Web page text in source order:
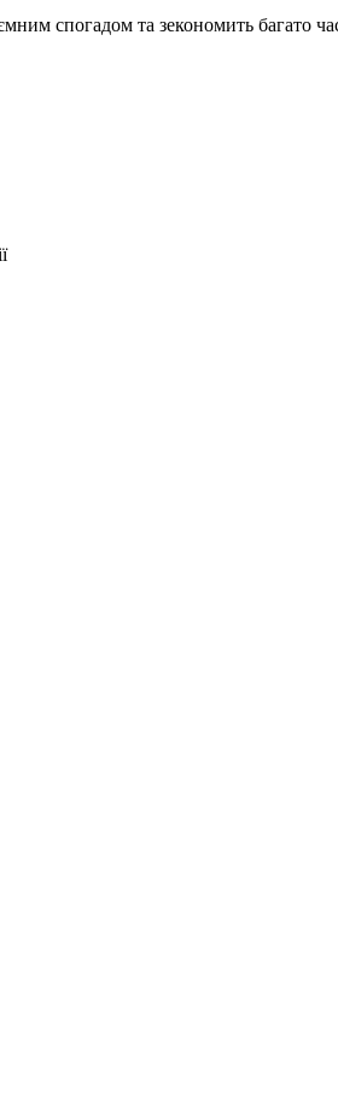
спогадом та зекономить багато